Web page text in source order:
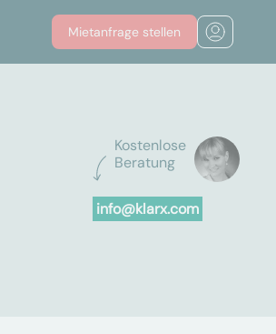
Mietanfrage stellen
Kostenlose
Beratung
info@klarx.com